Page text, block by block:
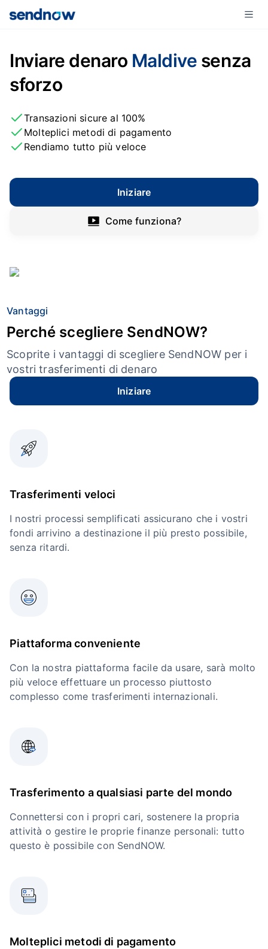
Inviare denaro Maldive senza
sforzo
Transazioni sicure al 100%
Molteplici metodi di pagamento
Rendiamo tutto più veloce
Iniziare
Come funziona?
Vantaggi
Perché scegliere SendNOW?
Scoprite i vantaggi di scegliere SendNOW per i
vostri trasferimenti di denaro
Iniziare
Trasferimenti veloci
I nostri processi semplificati assicurano che i vostri
fondi arrivino a destinazione il più presto possibile,
senza ritardi.
Piattaforma conveniente
Con la nostra piattaforma facile da usare, sarà molto
più veloce effettuare un processo piuttosto
complesso come trasferimenti internazionali.
Trasferimento a qualsiasi parte del mondo
Connettersi con i propri cari, sostenere la propria
attività o gestire le proprie finanze personali: tutto
questo è possibile con SendNOW.
Molteplici metodi di pagamento